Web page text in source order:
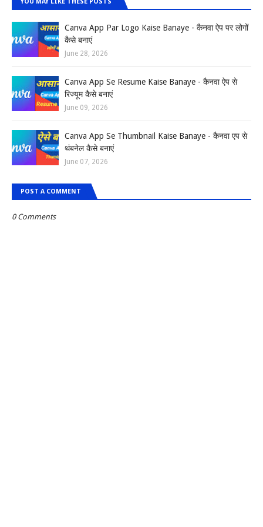
Canva App Par Logo Kaise Banaye - कैनवा ऐप पर लोगों
कैसे बनाएं
June 28, 2026
Canva App Se Resume Kaise Banaye - कैनवा ऐप से
रिज्यूम कैसे बनाएं
June 09, 2026
Canva App Se Thumbnail Kaise Banaye - कैनवा एप से
थंबनेल कैसे बनाएं
June 07, 2026
POST A COMMENT
0 Comments